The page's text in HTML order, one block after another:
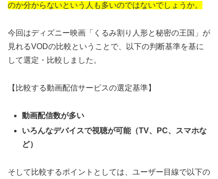
のか分からないという人も多いのではないでしょうか。
今回はディズニー映画「くるみ割り人形と秘密の王国」が
見れるVODの比較ということで、以下の判断基準を基に
して選定・比較しました。
【比較する動画配信サービスの選定基準】
動画配信数が多い
いろんなデバイスで視聴が可能（TV、PC、スマホな
ど）
そして比較するポイントとしては、ユーザー目線で以下の